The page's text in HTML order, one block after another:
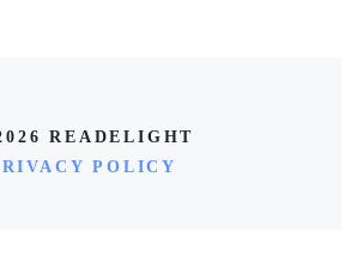
READELIGHT
POLICY